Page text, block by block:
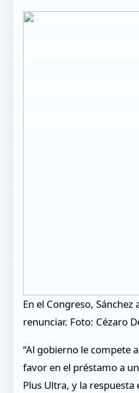
En el Congreso,
renunciar. Foto: Cézaro
“Al gobierno le compete
favor en el préstamo a
Plus Ultra, y la